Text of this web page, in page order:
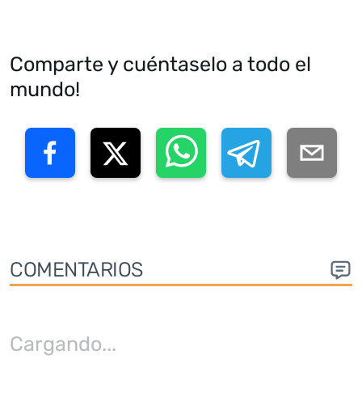
Comparte y cuéntaselo a todo el
mundo!
COMENTARIOS
Cargando...